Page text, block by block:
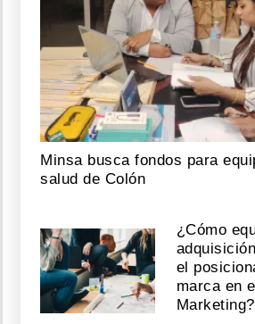
Minsa busca fondos para
salud de Colón
¿Cómo
el
marca en
Marketing?